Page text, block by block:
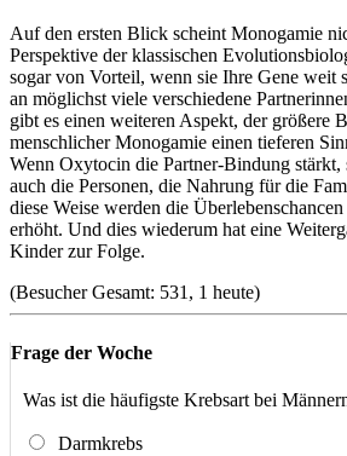
Auf den ersten Blick scheint Monogamie
Perspektive der klassischen
sogar von Vorteil, wenn sie Ihre Gene weit
an möglichst viele verschiedene
gibt es einen weiteren Aspekt, der größere
menschlicher Monogamie einen tieferen
Wenn Oxytocin die Partner-Bindung stärkt,
auch die Personen, die Nahrung für die
diese Weise werden die
erhöht. Und dies wiederum hat eine
Kinder zur Folge.
(Besucher Gesamt: 531, 1 heute)
Frage der Woche
Was ist die häufigste Krebsart bei
Darmkrebs